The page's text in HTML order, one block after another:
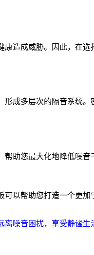
造成威胁。因此，在
成多层次的隔音系统
助您最大化地降低噪音
以帮助您打造一个更加
离噪音困扰，享受静谧生